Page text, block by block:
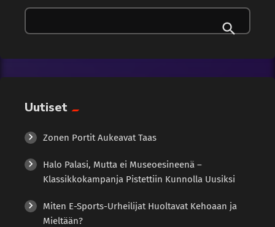
Tekoäly
Uutiset
Wellness
moninpelipohjainen selviytymiskauhupeli, jossa pelaajat voivat
valita joko klovnien tai ihmisten puolen. Klovneilla on
palautetta pelaajilta. He ovat kehuneet pelin […]
Uutiset
Zonen Portit Aukeavat Taas
Halo Palasi, Mutta ei Museoesineenä –
Klassikkokampanja Pistettiin Kunnolla Uusiksi
Miten E-Sports-Urheilijat Huoltavat Kehoaan ja
Mieltään?